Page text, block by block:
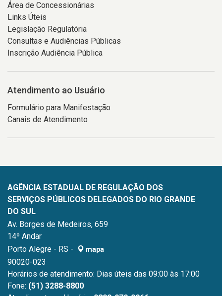
Área de Concessionárias
Links Úteis
Legislação Regulatória
Consultas e Audiências Públicas
Inscrição Audiência Pública
Atendimento ao Usuário
Formulário para Manifestação
Canais de Atendimento
AGÊNCIA ESTADUAL DE REGULAÇÃO DOS
SERVIÇOS PÚBLICOS DELEGADOS DO RIO GRANDE
DO SUL
Av. Borges de Medeiros, 659
14º Andar
Porto Alegre - RS -
mapa
90020-023
Horários de atendimento: Dias úteis das 09:00 às 17:00
Fone: (51) 3288-8800